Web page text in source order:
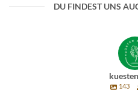
DU FINDEST UNS
143